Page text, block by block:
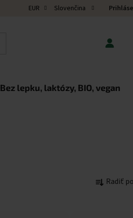
EUR Slovenčina
Bez lepku, laktózy, BIO, vegan
Radiť